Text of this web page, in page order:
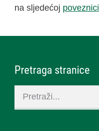
na sljedećoj poveznici
Pretraga stranice